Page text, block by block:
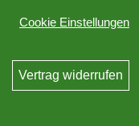
Cookie Einstellungen
Vertrag widerrufen